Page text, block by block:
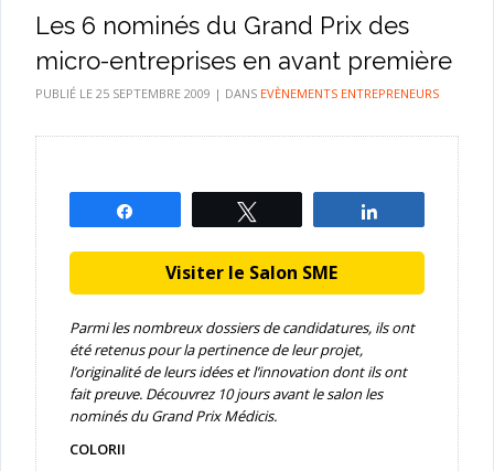
Les 6 nominés du Grand Prix des
micro-entreprises en avant première
PUBLIÉ LE 25 SEPTEMBRE 2009 | DANS EVÈNEMENTS ENTREPRENEURS
Visiter le Salon SME
Parmi les nombreux dossiers de candidatures, ils ont
été retenus pour la pertinence de leur projet,
l’originalité de leurs idées et l’innovation dont ils ont
fait preuve. Découvrez 10 jours avant le salon les
nominés du Grand Prix Médicis.
COLORII